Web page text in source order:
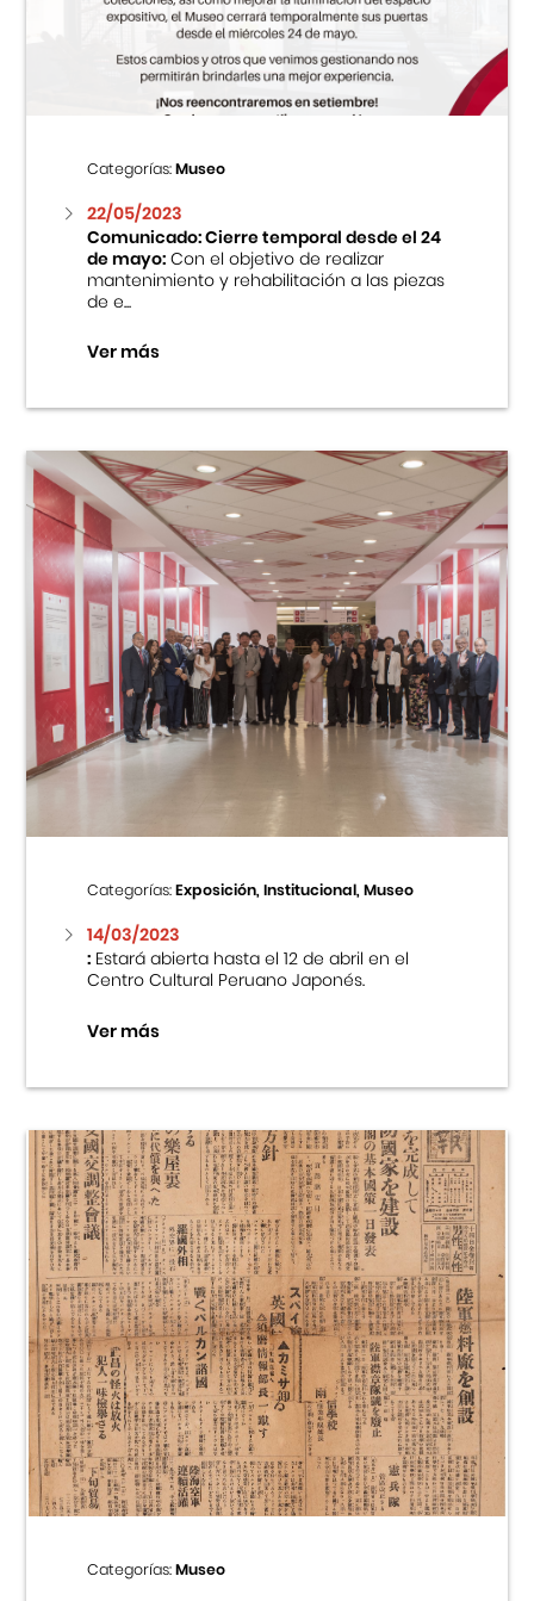
Centro Cultural Peruano Japonés
Museo de la Inmigración Japonesa
Fondo Editorial
Teatro Peruano Japonés
Categorías:Museo
22/05/2023
Comunicado: Cierre temporal desde el 24
de mayo:Con el objetivo de realizar
mantenimiento y rehabilitación a las piezas
de e...
Ver más
Categorías:Exposición, Institucional, Museo
14/03/2023
:Estará abierta hasta el 12 de abril en el
Centro Cultural Peruano Japonés.
Ver más
Categorías:Museo